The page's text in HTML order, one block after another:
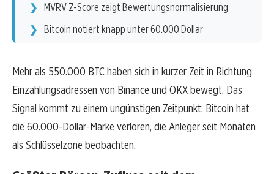
MVRV Z-Score zeigt Bewertungsnormalisierung
Bitcoin notiert knapp unter 60.000 Dollar
Mehr als 550.000 BTC haben sich in kurzer Zeit in Richtung
Einzahlungsadressen von Binance und OKX bewegt. Das
Signal kommt zu einem ungünstigen Zeitpunkt: Bitcoin hat
die 60.000-Dollar-Marke verloren, die Anleger seit Monaten
als Schlüsselzone beobachten.